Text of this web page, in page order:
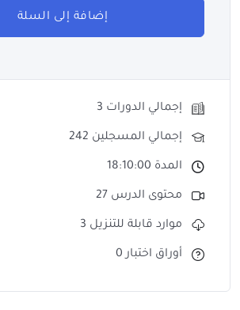
إضافة إلى السلة
إجمالي الدورات 3
إجمالي المسجلين 242
المدة 18:10:00
محتوى الدرس 27
موارد قابلة للتنزيل 3
أوراق اختبار 0